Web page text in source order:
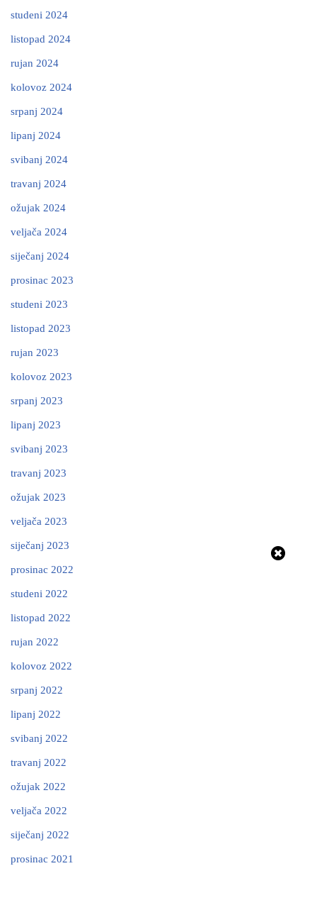
studeni 2024
listopad 2024
rujan 2024
kolovoz 2024
srpanj 2024
lipanj 2024
svibanj 2024
travanj 2024
ožujak 2024
veljača 2024
siječanj 2024
prosinac 2023
studeni 2023
listopad 2023
rujan 2023
kolovoz 2023
srpanj 2023
lipanj 2023
svibanj 2023
travanj 2023
ožujak 2023
veljača 2023
siječanj 2023
prosinac 2022
studeni 2022
listopad 2022
rujan 2022
kolovoz 2022
srpanj 2022
lipanj 2022
svibanj 2022
travanj 2022
ožujak 2022
veljača 2022
siječanj 2022
prosinac 2021